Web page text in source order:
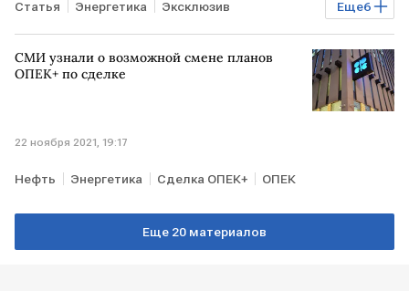
Еще6
Статья Энергетика Эксклюзив
Мировая экономика дизельное топливо
НПЗ Финам ФТС
СМИ узнали о возможной смене планов
ОПЕК+ по сделке
22 ноября 2021, 19:17
Нефть Энергетика Сделка ОПЕК+ ОПЕК
Еще 20 материалов